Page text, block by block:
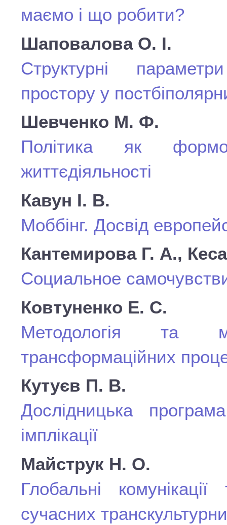
маємо і що робити?
Шаповалова О. І.
Структурні
простору у
Шевченко М. Ф.
Політика як
життєдіяльності
Кавун І. В.
Моббінг. Досвід
Кантемирова Г. А.,
Социальное
Ковтуненко Е. С.
Методологія та
трансформаційних
Кутуєв П. В.
Дослідницька
імплікації
Майструк Н. О.
Глобальні
сучасних